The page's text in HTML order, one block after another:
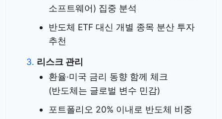
소프트웨어) 집중 분석
반도체 ETF 대신 개별 종목 분산 투자
추천
리스크 관리
환율·미국 금리 동향 함께 체크
(반도체는 글로벌 변수 민감)
포트폴리오 20% 이내로 반도체 비중